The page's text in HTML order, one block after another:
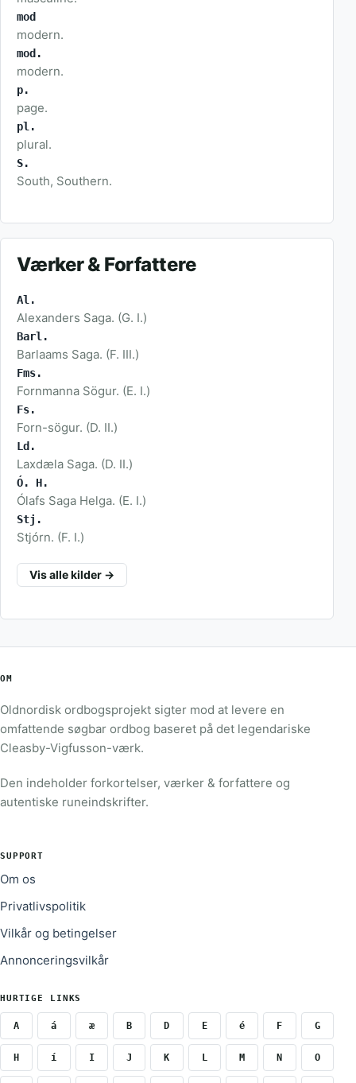
mod
modern.
mod.
modern.
p.
page.
pl.
plural.
S.
South, Southern.
Værker & Forfattere
Al.
Alexanders Saga. (G. I.)
Barl.
Barlaams Saga. (F. III.)
Fms.
Fornmanna Sögur. (E. I.)
Fs.
Forn-sögur. (D. II.)
Ld.
Laxdæla Saga. (D. II.)
Ó. H.
Ólafs Saga Helga. (E. I.)
Stj.
Stjórn. (F. I.)
Vis alle kilder →
OM
Oldnordisk ordbogsprojekt sigter mod at levere en
omfattende søgbar ordbog baseret på det legendariske
Cleasby-Vigfusson-værk.
Den indeholder forkortelser, værker & forfattere og
autentiske runeindskrifter.
SUPPORT
Om os
Privatlivspolitik
Vilkår og betingelser
Annonceringsvilkår
HURTIGE LINKS
A á æ B D E é F G
H í I J K L M N O